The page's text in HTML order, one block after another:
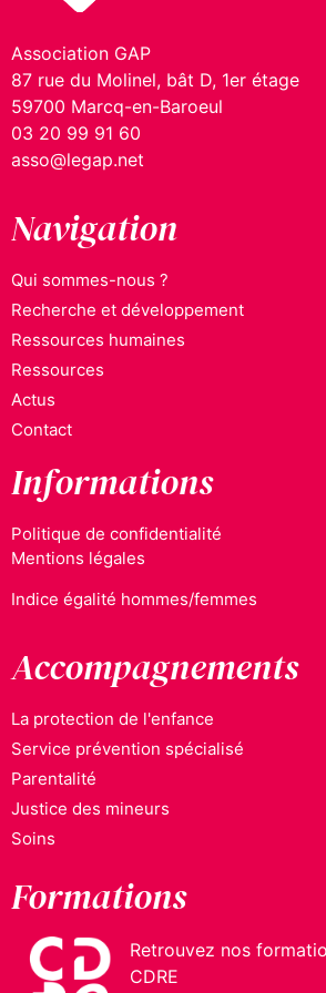
Association GAP
87 rue du Molinel, bât D, 1er étage
59700 Marcq-en-Baroeul
03 20 99 91 60
asso@legap.net
Navigation
Qui sommes-nous ?
Recherche et développement
Ressources humaines
Ressources
Actus
Contact
Informations
Politique de confidentialité
Mentions légales
Indice égalité hommes/femmes
Accompagnements
La protection de l'enfance
Service prévention spécialisé
Parentalité
Justice des mineurs
Soins
Formations
Retrouvez nos
CDRE